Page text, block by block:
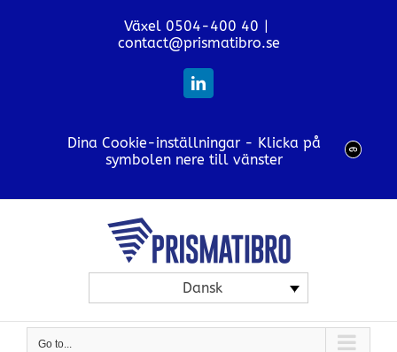
Växel 0504-400 40 |
contact@prismatibro.se
LinkedIn
Dina Cookie-inställningar - Klicka på
symbolen nere till vänster
Dansk
Go to...